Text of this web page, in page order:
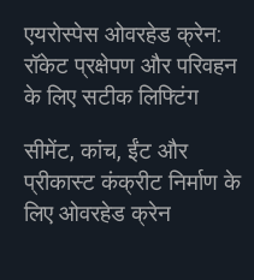
एयरोस्पेस ओवरहेड क्रेन:
रॉकेट प्रक्षेपण और परिवहन
के लिए सटीक लिफ्टिंग
सीमेंट, कांच, ईंट और
प्रीकास्ट कंक्रीट निर्माण के
लिए ओवरहेड क्रेन